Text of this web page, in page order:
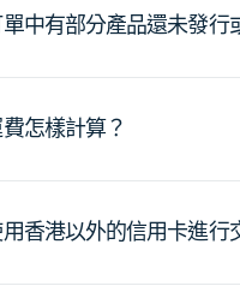
中有部分產品還未發行
怎樣計算？
香港以外的信用卡進行